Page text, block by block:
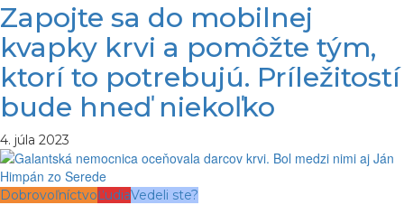
Zapojte sa do mobilnej
kvapky krvi a pomôžte tým,
ktorí to potrebujú. Príležitostí
bude hneď niekoľko
4. júla 2023
DobrovoľníctvoĽudiaVedeli ste?